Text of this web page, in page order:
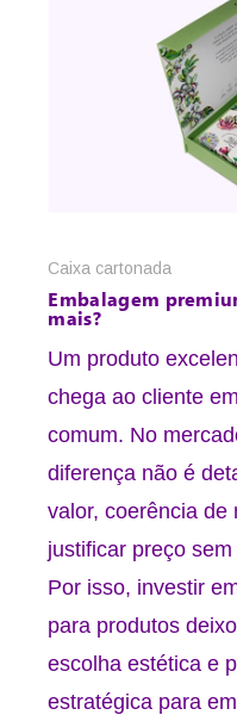
Caixa cartonada
Embalagem
mais?
Um produto
chega ao cliente
comum. No
diferença não é
valor, coerência de
justificar preço
Por isso, investir
para produtos
escolha estética e
estratégica para